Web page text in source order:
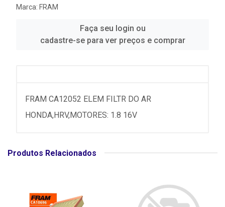
Marca: FRAM
Faça seu login ou
cadastre-se para ver preços e comprar
FRAM CA12052 ELEM FILTR DO AR
HONDA,HRV,MOTORES: 1.8 16V
Produtos Relacionados